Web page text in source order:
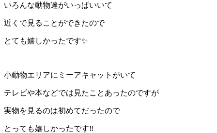
いろんな動物達がいっぱいいて
近くで見ることができたので
とても嬉しかったです✨
小動物エリアにミーアキャットがいて
テレビや本などでは見たことあったのですが
実物を見るのは初めてだったので
とっても嬉しかったです‼︎